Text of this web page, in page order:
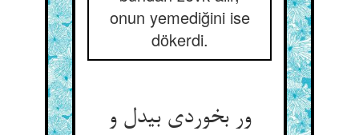
onun yemediğini ise
dökerdi.
ور بخوردی بی‏دل و